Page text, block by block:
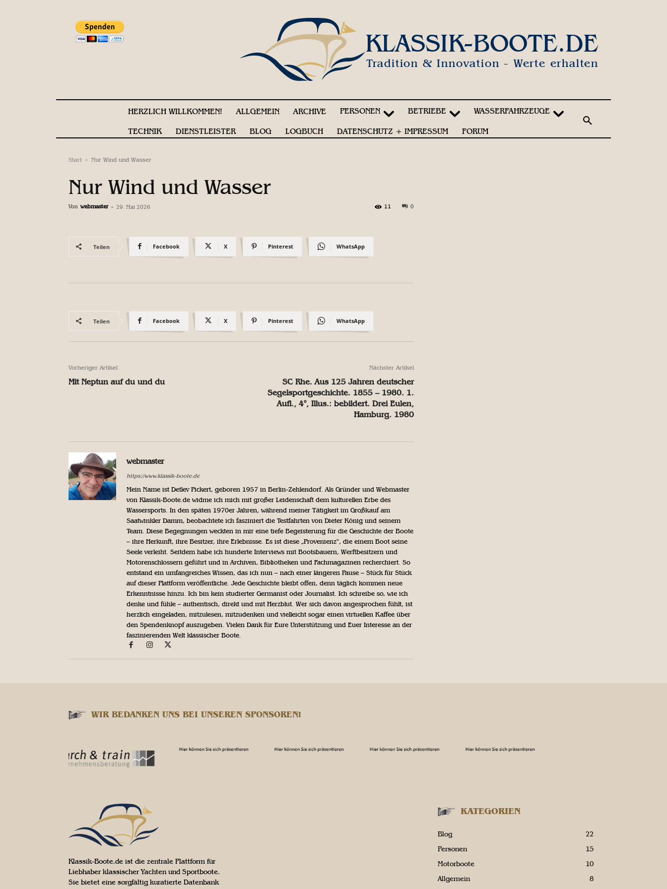
KLASSIK-BOOTE.DE
Tradition & Innovation - Werte erhalten
HERZLICH WILLKOMMEN! ALLGEMEIN ARCHIVE PERSONEN BETRIEBE WASSERFAHRZEUGE
TECHNIK DIENSTLEISTER BLOG LOGBUCH DATENSCHUTZ + IMPRESSUM FORUM
Start Nur Wind und Wasser
Nur Wind und Wasser
Von webmaster - 29. Mai 2026 0
11
Teilen Facebook X Pinterest WhatsApp
Teilen Facebook X Pinterest WhatsApp
Vorheriger Artikel
Mit Neptun auf du und du
Nächster Artikel
SC Rhe. Aus 125 Jahren deutscher
Segelsportgeschichte. 1855 – 1980. 1.
Aufl., 4°, Illus.: bebildert. Drei Eulen,
Hamburg. 1980
webmaster
https://www.klassik-boote.de
Mein Name ist Detlev Pickert, geboren 1957 in Berlin-Zehlendorf. Als Gründer und Webmaster
von Klassik-Boote.de widme ich mich mit großer Leidenschaft dem kulturellen Erbe des
Wassersports. In den späten 1970er Jahren, während meiner Tätigkeit im Großkauf am
Saatwinkler Damm, beobachtete ich fasziniert die Testfahrten von Dieter König und seinem
Team. Diese Begegnungen weckten in mir eine tiefe Begeisterung für die Geschichte der Boote
– ihre Herkunft, ihre Besitzer, ihre Erlebnisse. Es ist diese „Provenienz“, die einem Boot seine
Seele verleiht. Seitdem habe ich hunderte Interviews mit Bootsbauern, Werftbesitzern und
Motorenschlossern geführt und in Archiven, Bibliotheken und Fachmagazinen recherchiert. So
entstand ein umfangreiches Wissen, das ich nun – nach einer längeren Pause – Stück für Stück
auf dieser Plattform veröffentliche. Jede Geschichte bleibt offen, denn täglich kommen neue
Erkenntnisse hinzu. Ich bin kein studierter Germanist oder Journalist. Ich schreibe so, wie ich
denke und fühle – authentisch, direkt und mit Herzblut. Wer sich davon angesprochen fühlt, ist
herzlich eingeladen, mitzulesen, mitzudenken und vielleicht sogar einen virtuellen Kaffee über
den Spendenknopf auszugeben. Vielen Dank für Eure Unterstützung und Euer Interesse an der
faszinierenden Welt klassischer Boote.
WIR BEDANKEN UNS BEI UNSEREN SPONSOREN!
Klassik-Boote.de ist die zentrale Plattform für
Liebhaber klassischer Yachten und Sportboote.
Sie bietet eine sorgfältig kuratierte Datenbank
KATEGORIEN
Blog
22
Personen
15
Motorboote
10
Allgemein
8